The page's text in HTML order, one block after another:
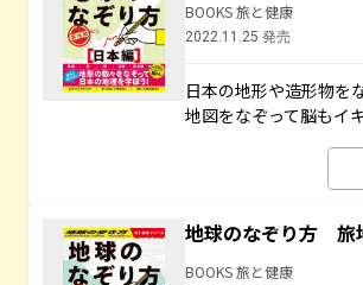
BOOKS 旅と健康
2022.11.25 発売
日本の地形や造形物を
地図をなぞって脳もイ
地球のなぞり方
BOOKS 旅と健康